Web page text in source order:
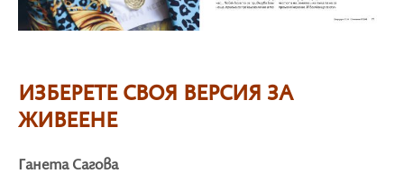
ИЗБЕРЕТЕ СВОЯ ВЕРСИЯ ЗА
ЖИВЕЕНЕ
Ганета Сагова